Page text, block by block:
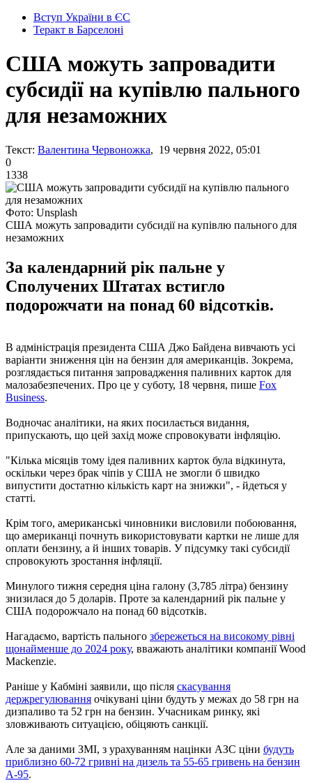
Вступ України в ЄС
Теракт в Барселоні
США можуть запровадити
субсидії на купівлю пального
для незаможних
Текст: Валентина Червоножка, 19 червня 2022, 05:01
0
1338
Фото: Unsplash
США можуть запровадити субсидії на купівлю пального для
незаможних
За календарний рік пальне у
Сполучених Штатах встигло
подорожчати на понад 60 відсотків.
В адміністрація президента США Джо Байдена вивчають усі
варіанти зниження цін на бензин для американців. Зокрема,
розглядається питання запровадження паливних карток для
малозабезпечених. Про це у суботу, 18 червня, пише Fox
Business.
Водночас аналітики, на яких посилається видання,
припускають, що цей захід може спровокувати інфляцію.
"Кілька місяців тому ідея паливних карток була відкинута,
оскільки через брак чіпів у США не змогли б швидко
випустити достатню кількість карт на знижки", - йдеться у
статті.
Крім того, американські чиновники висловили побоювання,
що американці почнуть використовувати картки не лише для
оплати бензину, а й інших товарів. У підсумку такі субсидії
спровокують зростання інфляції.
Минулого тижня середня ціна галону (3,785 літра) бензину
знизилася до 5 доларів. Проте за календарний рік пальне у
США подорожчало на понад 60 відсотків.
Нагадаємо, вартість пального збережеться на високому рівні
щонайменше до 2024 року, вважають аналітики компанії Wood
Mackenzie.
Раніше у Кабміні заявили, що після скасування
держрегулювання очікувані ціни будуть у межах до 58 грн на
дизпаливо та 52 грн на бензин. Учасникам ринку, які
зловживають ситуацією, обіцяють санкції.
Але за даними ЗМІ, з урахуванням націнки АЗС ціни будуть
приблизно 60-72 гривні на дизель та 55-65 гривень на бензин
А-95.